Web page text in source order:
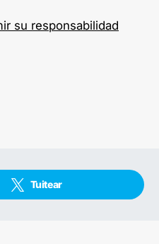
su responsabilidad
Tuitear